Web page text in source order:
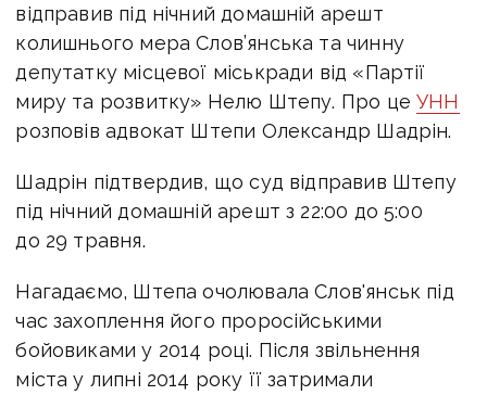
відправив під нічний домашній арешт
колишнього мера Слов’янська та чинну
депутатку місцевої міськради від «Партії
миру та розвитку» Нелю Штепу. Про цеУНН
розповів адвокат Штепи Олександр Шадрін.
Шадрін підтвердив, що суд відправив Штепу
під нічний домашній арешт з 22:00 до 5:00
до 29 травня.
Нагадаємо, Штепа очолювала Слов'янськ під
час захоплення його проросійськими
бойовиками у 2014 році. Після звільнення
міста у липні 2014 року її затримали